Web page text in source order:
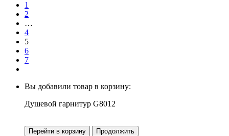
1
2
…
4
5
6
7
Вы добавили товар в корзину:
Душевой гарнитур G8012
Перейти в корзину Продолжить